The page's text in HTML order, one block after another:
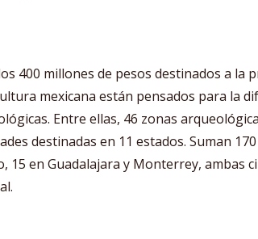
400 millones de pesos destinados a la
mexicana están pensados para la
Entre ellas, 46 zonas
destinadas en 11 estados. Suman
15 en Guadalajara y Monterrey, ambas